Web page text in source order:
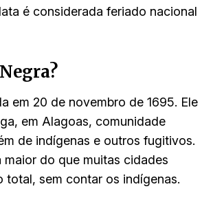
é considerada feriado nacional
em 20 de novembro de 1695. Ele
em Alagoas, comunidade
de indígenas e outros fugitivos.
maior do que muitas cidades
total, sem contar os indígenas.